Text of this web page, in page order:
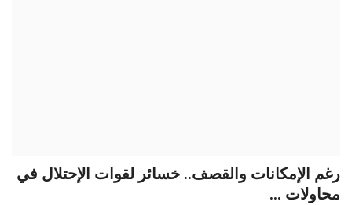
رغم الإمكانات والقصف.. خسائر لقوات الإحتلال في
محاولات ...